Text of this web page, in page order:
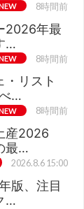
8時間前
2026年最
…
8時間前
・リスト
…
8時間前
産2026
最…
2026.8.6 15:00
版、注目
…